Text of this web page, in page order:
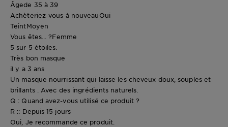
Âgede 35 à 39
Achèteriez-vous à nouveauOui
TeintMoyen
Vous êtes... ?Femme
5 sur 5 étoiles.
Très bon masque
il y a 3 ans
Un masque nourrissant qui laisse les cheveux doux, souples et
brillants . Avec des ingrédients naturels.
Q : Quand avez-vous utilisé ce produit ?
R :: Depuis 15 jours
Oui, Je recommande ce produit.